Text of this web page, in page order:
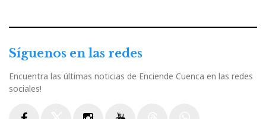
Síguenos en las redes
Encuentra las últimas noticias de Enciende Cuenca en las redes
sociales!